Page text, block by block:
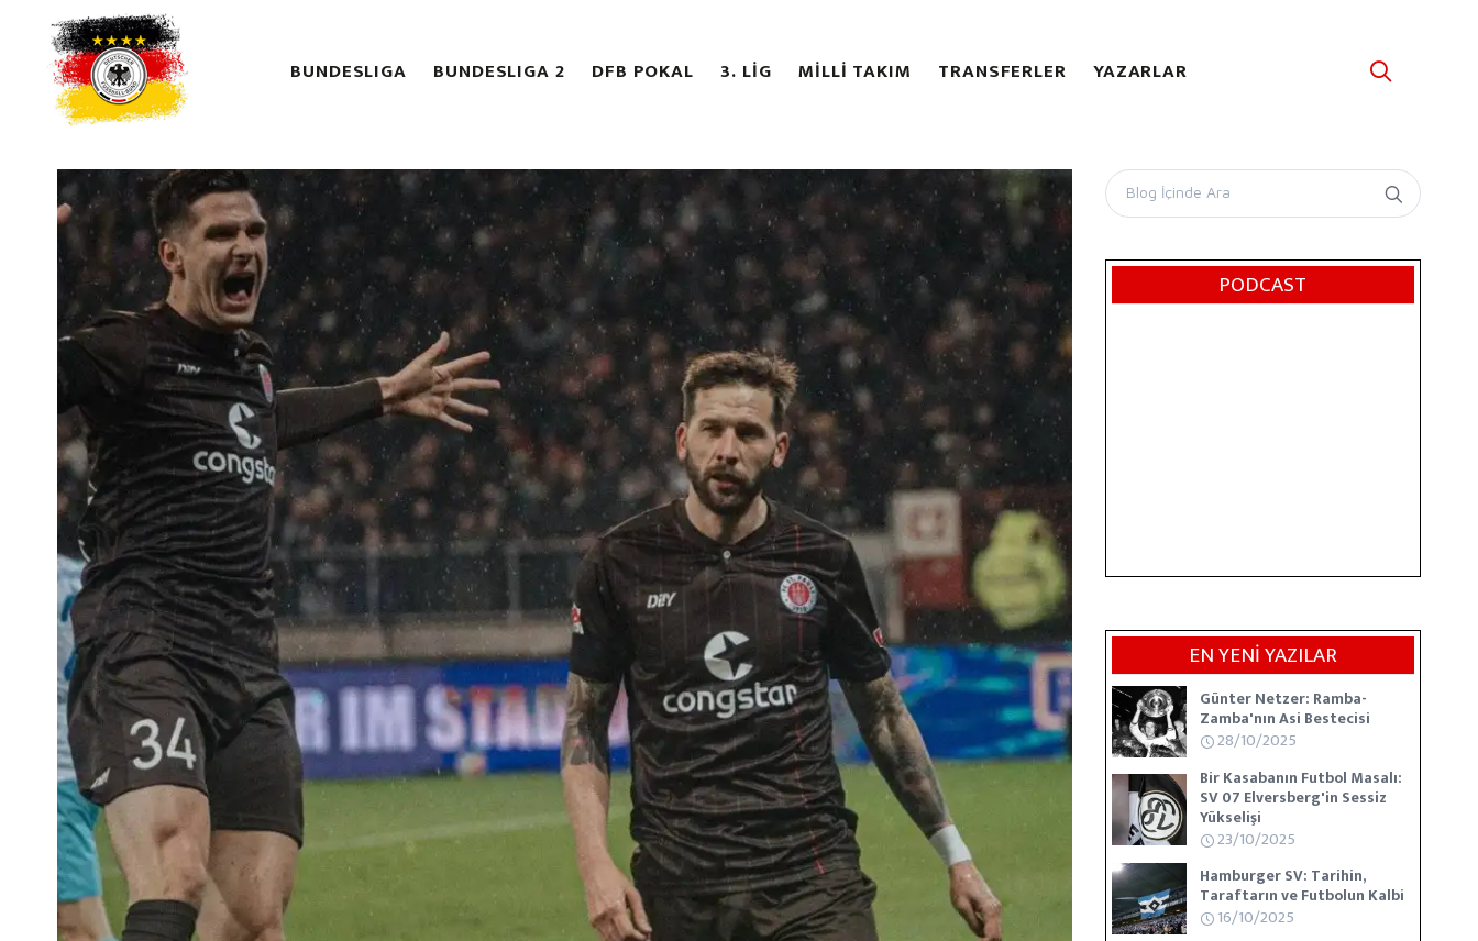
BUNDESLIGA BUNDESLIGA 2 DFB POKAL 3. LİG MİLLİ TAKIM TRANSFERLER YAZARLAR
PODCAST
EN YENİ YAZILAR
Günter Netzer: Ramba-
Zamba'nın Asi Bestecisi
28/10/2025
Bir Kasabanın Futbol Masalı:
SV 07 Elversberg'in Sessiz
Yükselişi
23/10/2025
Hamburger SV: Tarihin,
Taraftarın ve Futbolun Kalbi
16/10/2025